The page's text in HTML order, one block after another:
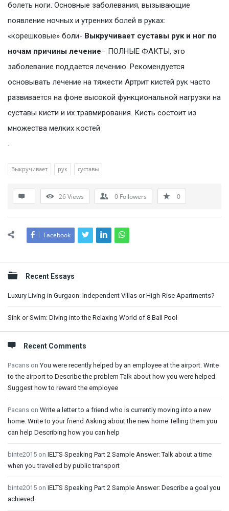
болеть ноги. Основные заболевания, вызывающие
появление ночных и утренних болей в руках:
«корешковые» боли- Выкручивает суставы рук и ног по
ночам причины лечение– ПОЛНЫЕ ФАКТЫ, это
заболевание поддается лечению. Рекомендуется
основывать лечение на тяжести Артрит кистей рук часто
развивается на фоне высокой функциональной нагрузки на
суставы кисти и их травмирования. Кисть состоит из
множества мелких костей
.
Выкручивает рук суставы
26Views 0 Followers 0
Facebook
Sidebar
Recent Essays
Luxury Living in Gurgaon: Independent Villas or High-Rise Apartments?
Sink or Swim: Diving into the Relaxing World of 8 Ball Pool
Recent Comments
Pacans onYou were recently helped by an employee at the airport. Write
to the airport to Describe the problem Talk about how you were helped
Suggest how to reward the employee
Pacans on Write a letter to a friend who is currently moving into a new
home. Write to your friend Asking about the new home Telling them you
can help Describing how you can help
binte2015 on IELTS Speaking Part 2 Sample Answer: Talk about a time
when you travelled by public transport
binte2015 on IELTS Speaking Part 2 Sample Answer: Describe a goal you
achieved.